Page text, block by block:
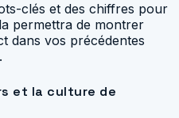
clés et des chiffres pour
permettra de montrer
dans vos précédentes
et la culture de